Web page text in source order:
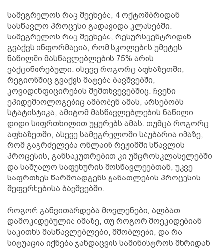
სამეგრელოს რაც შეეხება, 4 ოქტომბრიდან
სასწავლო პროცესი გადავიდა კლასებში.
სამეგრელოს რაც შეეხება, რესურსცენტრიდან
გვაქვს ინფორმაცია, რომ სკოლების უმეტეს
ნაწილში მასწავლებლების 75% არის
ვაქცინირებული. ისევე როგორც აფხაზეთში,
რეგიონშიც გვაქვს მატება ბავშვებში,
კოვიდინფიცირების შემთხვევებშიც. ჩვენი
ეპიდემიოლოგებიც ამბობენ ამას, არსებობს
სტატისტიკა, ამიტომ მასწავლებლების ნაწილი
დიდი სიფრთხილით უყურებს ამას. თუმცა როგორც
აფხაზეთში, ასევე სამეგრელოში საუბარია იმაზე,
რომ გაგრძელება ონლაინ რეჟიმში სწავლის
პროცესის, განსაკუთრებით კი უმცროსკლასელებში
და საშუალო საფეხურის მოსწავლეებთან, უკვე
საფრთხეს წარმოადგენს განათლების პროცესის
შეფერხებისა ბავშვებში.
როგორ განვითარდება მოვლენები, ალბათ
დამოკიდებულია იმაზე, თუ როგორ მოეკიდებიან
საკითხს მასწავლებლები, მშობლები, და რა
სიტუაცია იქნება ჯანდაცვის სამინისტროს მხრიდან